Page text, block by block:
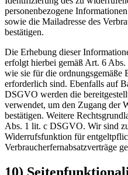
personenbezogene
sowie die Mailadresse des
bestätigen.
Die Erhebung dieser
erfolgt hierbei gemäß Art. 6
wie sie für die ordnungsgemäße
erforderlich sind. Ebenfalls auf
DSGVO werden die
verwendet, um den Zugang der
bestätigen. Weitere
Abs. 1 lit. c DSGVO. Wir sind
Widerrufsfunktion für
Verbraucherfernabsatzverträge